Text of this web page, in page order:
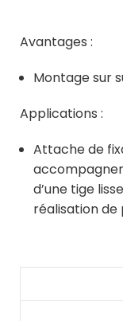
Avantages :
Montage sur
Applications :
Attache de
d’une tige
réalisation de